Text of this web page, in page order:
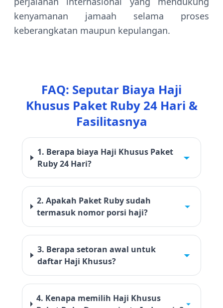
kenyamanan jamaah selama proses
keberangkatan maupun kepulangan.
FAQ: Seputar Biaya Haji
Khusus Paket Ruby 24 Hari &
Fasilitasnya
1. Berapa biaya Haji Khusus Paket
Ruby 24 Hari?
2. Apakah Paket Ruby sudah
termasuk nomor porsi haji?
3. Berapa setoran awal untuk
daftar Haji Khusus?
4. Kenapa memilih Haji Khusus